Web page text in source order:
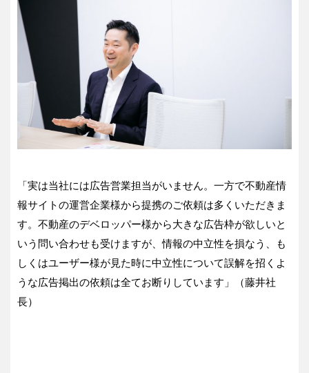
「実は当社には広告営業担当がいません。一方で不動産情
報サイトの運営企業様から提携のご依頼は多くいただきま
す。不動産のデベロッパー様から大きな広告枠が欲しいと
いう問い合わせも受けますが、情報の中立性を損なう、も
しくはユーザー様が見た時に中立性について誤解を招くよ
うな広告掲出の依頼は全てお断りしています」（藤井社
長）